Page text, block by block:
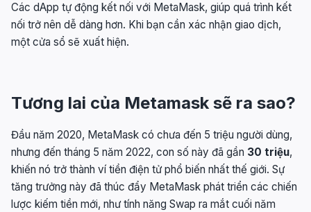
Các dApp tự động kết nối với MetaMask, giúp quá trình kết
nối trở nên dễ dàng hơn. Khi bạn cần xác nhận giao dịch,
một cửa sổ sẽ xuất hiện.
Tương lai của Metamask sẽ ra sao?
Đầu năm 2020, MetaMask có chưa đến 5 triệu người dùng,
nhưng đến tháng 5 năm 2022, con số này đã gần 30 triệu,
khiến nó trở thành ví tiền điện tử phổ biến nhất thế giới. Sự
tăng trưởng này đã thúc đẩy MetaMask phát triển các chiến
lược kiếm tiền mới, như tính năng Swap ra mắt cuối năm